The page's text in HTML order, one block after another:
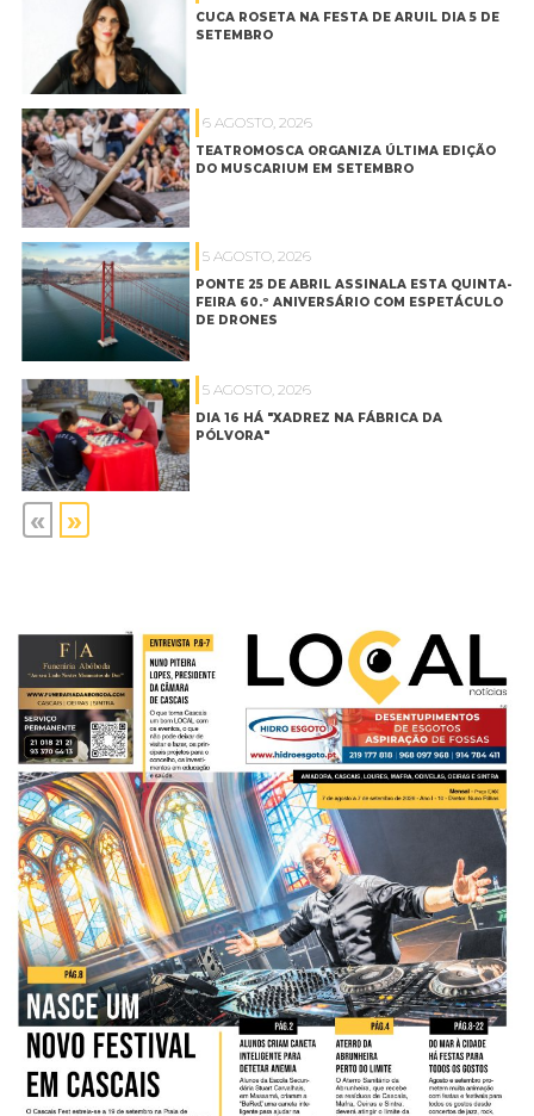
CUCA ROSETA NA FESTA DE ARUIL DIA 5 DE
SETEMBRO
6 AGOSTO, 2026
TEATROMOSCA ORGANIZA ÚLTIMA EDIÇÃO
DO MUSCARIUM EM SETEMBRO
5 AGOSTO, 2026
PONTE 25 DE ABRIL ASSINALA ESTA QUINTA-
FEIRA 60.º ANIVERSÁRIO COM ESPETÁCULO
DE DRONES
5 AGOSTO, 2026
DIA 16 HÁ "XADREZ NA FÁBRICA DA
PÓLVORA"
« »